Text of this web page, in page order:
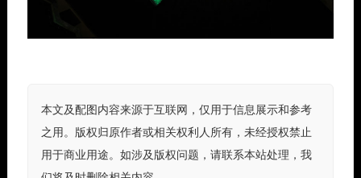
本文及配图内容来源于互联网，仅用于信息展示和参考
之用。版权归原作者或相关权利人所有，未经授权禁止
用于商业用途。如涉及版权问题，请联系本站处理，我